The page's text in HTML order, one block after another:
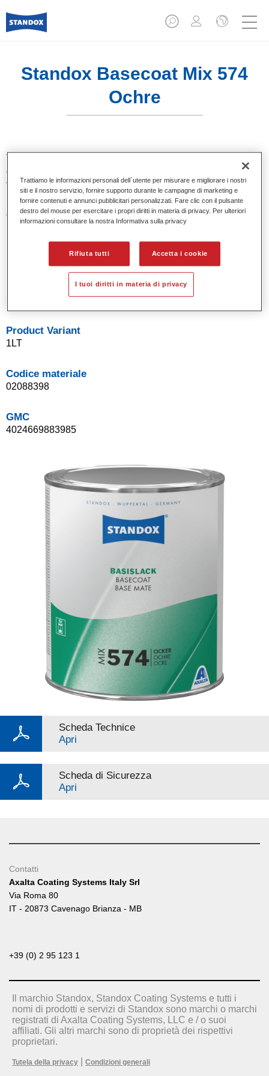
Standox Basecoat Mix 574
Ochre
Tinta base convenzionale con eccezionale potere riempitivo
e buona opacità. Si distingue per l’ottimo punto tinta e per la
facilità di sfumatura. Ideale per riparazioni professionali.
Caratteristiche del prodotto
Colori pastello, metallizzati e perlati.
Eccellenti proprietà di riempimento.
Buona opacità.
Sistema di basi opache a solvente Standox.
Facile da sfumare.
Product Variant
1LT
Codice materiale
02088398
GMC
4024669883985
Scheda Technice
Apri
Scheda di Sicurezza
Apri
Contatti
Axalta Coating Systems Italy Srl
Via Roma 80
IT - 20873 Cavenago Brianza - MB
+39 (0) 2 95 123 1
Il marchio Standox, Standox Coating Systems e tutti i
nomi di prodotti e servizi di Standox sono marchi o marchi
registrati di Axalta Coating Systems, LLC e / o suoi
affiliati. Gli altri marchi sono di proprietà dei rispettivi
proprietari.
Tutela della privacy Condizioni generali
Trattiamo le informazioni personali dell`utente per misurare e migliorare i nostri
siti e il nostro servizio, fornire supporto durante le campagne di marketing e
fornire contenuti e annunci pubblicitari personalizzati. Fare clic con il pulsante
destro del mouse per esercitare i propri diritti in materia di privacy. Per ulteriori
informazioni consultare la nostra Informativa sulla privacy
Rifiuta tutti Accetta i cookie
I tuoi diritti in materia di privacy